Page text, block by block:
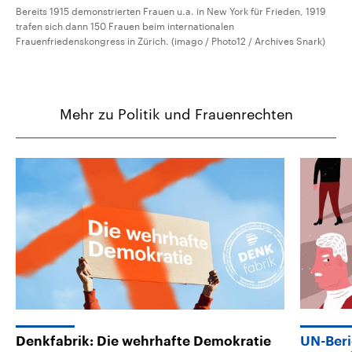
Bereits 1915 demonstrierten Frauen u.a. in New York für Frieden, 1919
trafen sich dann 150 Frauen beim internationalen
Frauenfriedenskongress in Zürich. (imago / Photo12 / Archives Snark)
Mehr zu Politik und Frauenrechten
Denkfabrik: Die wehrhafte Demokratie
UN-